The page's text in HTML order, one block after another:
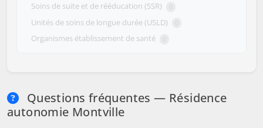
Soins de suite et de rééducation (SSR) 0
Unités de soins de longue durée (USLD) 0
Organismes établissement de santé 0
Questions fréquentes — Résidence
autonomie Montville